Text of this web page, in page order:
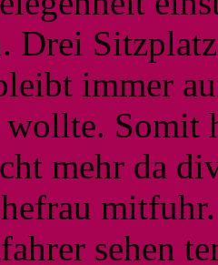
Drei
immer
wollte. Somit
mehr da
sehen